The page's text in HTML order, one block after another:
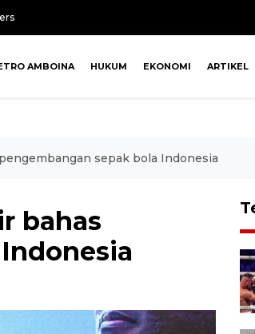
AMBOINA HUKUM EKONOMI ARTIKEL
sepak bola Indonesia
bahas